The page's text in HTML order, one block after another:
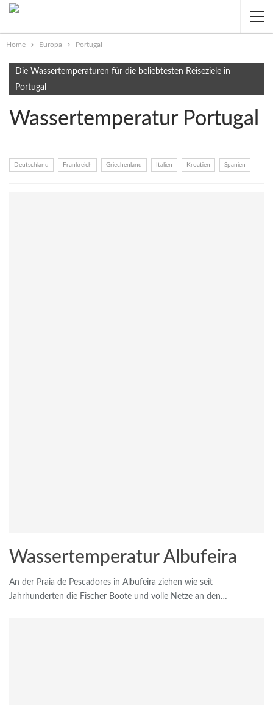
Home Europa Portugal
Die Wassertemperaturen für die beliebtesten Reiseziele in
Portugal
Wassertemperatur Portugal
Deutschland Frankreich Griechenland Italien Kroatien Spanien
Wassertemperatur Albufeira
An der Praia de Pescadores in Albufeira ziehen wie seit
Jahrhunderten die Fischer Boote und volle Netze an den…